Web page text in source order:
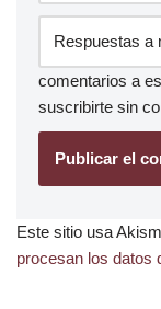
comentarios a
suscribirte sin
Este sitio usa
procesan los datos